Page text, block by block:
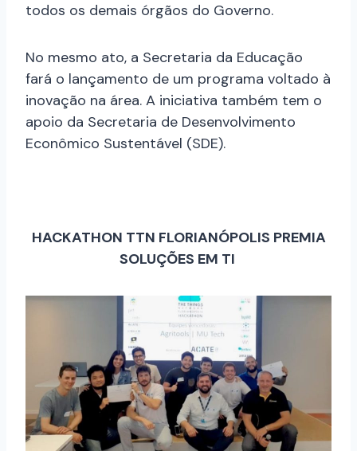
todos os demais órgãos do Governo.
No mesmo ato, a Secretaria da Educação
fará o lançamento de um programa voltado à
inovação na área. A iniciativa também tem o
apoio da Secretaria de Desenvolvimento
Econômico Sustentável (SDE).
HACKATHON TTN FLORIANÓPOLIS PREMIA
SOLUÇÕES EM TI